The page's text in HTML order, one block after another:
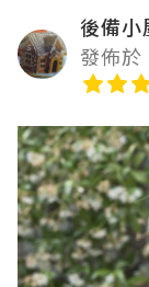
後備小
發佈